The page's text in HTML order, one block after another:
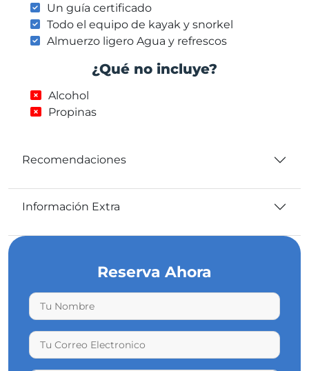
Un guía certificado
Todo el equipo de kayak y snorkel
Almuerzo ligero Agua y refrescos
¿Qué no incluye?
Alcohol
Propinas
Recomendaciones
Información Extra
Reserva Ahora